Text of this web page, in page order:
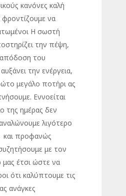
κανόνες καλή
φροντίζουμε να
Η σωστή
την πέψη,
απόδοση του
την ενέργεια,
μεγάλο ποτήρι ας
Εννοείται
της ημέρας δεν
λιγότερο
προφανώς
με τον
έτσι ώστε να
ότι καλύπτουμε τις
ανάγκες